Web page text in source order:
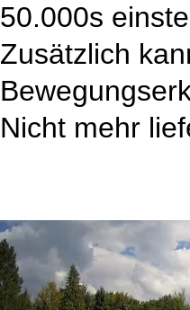
50.000s
Zusätzlich
Nicht mehr